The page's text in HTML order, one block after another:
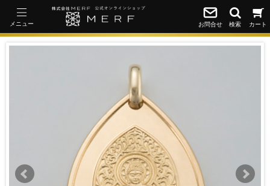
お問合せ 検索 カート
メニュー